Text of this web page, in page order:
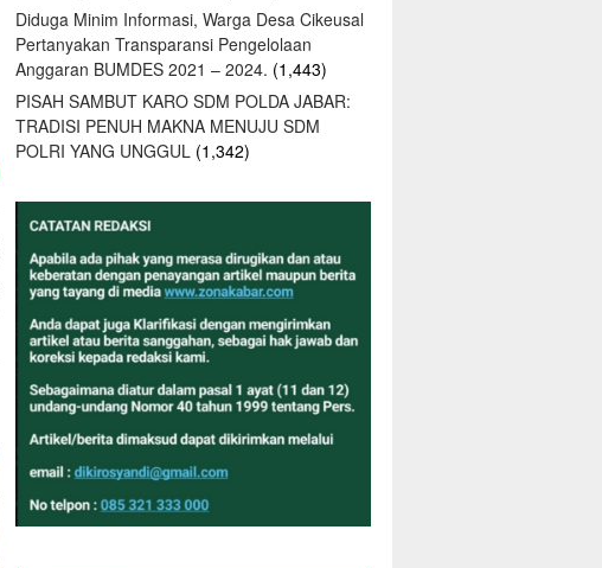
Diduga Minim Informasi, Warga Desa Cikeusal
Pertanyakan Transparansi Pengelolaan
Anggaran BUMDES 2021 – 2024. (1,443)
PISAH SAMBUT KARO SDM POLDA JABAR:
TRADISI PENUH MAKNA MENUJU SDM
POLRI YANG UNGGUL (1,342)